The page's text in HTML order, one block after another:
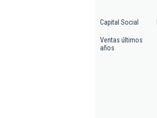
Capital Social
Ventas últimos
años